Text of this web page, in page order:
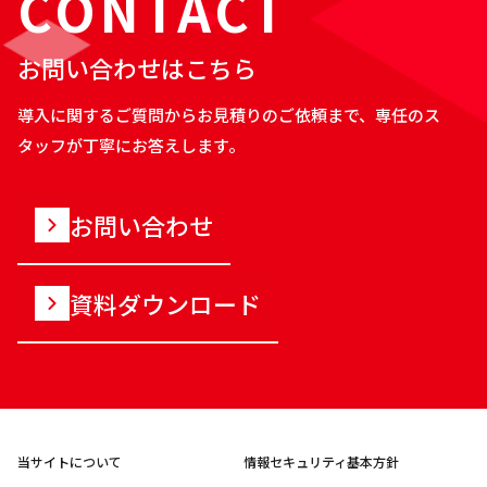
お問い合わせはこちら
導入に関するご質問からお見積りのご依頼まで、専任のス
タッフが丁寧にお答えします。
お問い合わせ
資料ダウンロード
当サイトについて 情報セキュリティ基本方針